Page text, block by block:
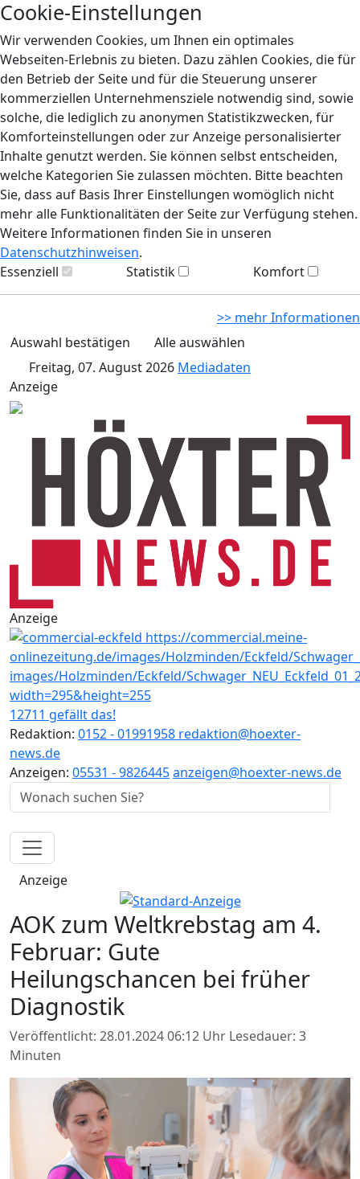
Cookie-Einstellungen
Wir verwenden Cookies, um Ihnen ein optimales
Webseiten-Erlebnis zu bieten. Dazu zählen Cookies, die für
den Betrieb der Seite und für die Steuerung unserer
kommerziellen Unternehmensziele notwendig sind, sowie
solche, die lediglich zu anonymen Statistikzwecken, für
Komforteinstellungen oder zur Anzeige personalisierter
Inhalte genutzt werden. Sie können selbst entscheiden,
welche Kategorien Sie zulassen möchten. Bitte beachten
Sie, dass auf Basis Ihrer Einstellungen womöglich nicht
mehr alle Funktionalitäten der Seite zur Verfügung stehen.
Weitere Informationen finden Sie in unseren
Datenschutzhinweisen.
Essenziell
Statistik Komfort
>> mehr Informationen
Auswahl bestätigen
Alle auswählen
Freitag, 07. August 2026 Mediadaten
Anzeige
Anzeige
12711 gefällt das!
Redaktion: 0152 - 01991958 redaktion@hoexter-
news.de
Anzeigen: 05531 - 9826445anzeigen@hoexter-news.de
Anzeige
AOK zum Weltkrebstag am 4.
Februar: Gute
Heilungschancen bei früher
Diagnostik
Veröffentlicht: 28.01.2024 06:12 Uhr Lesedauer: 3
Minuten